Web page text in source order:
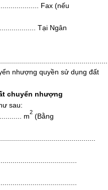
Fax (nếu
Tại Ngân
nhượng quyền sử dụng đất
chuyển nhượng
sau:
m
2
(Bằng